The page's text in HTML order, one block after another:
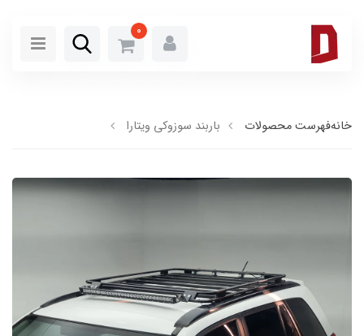
0
خانهفهرست محصولات باربند سوزوکی ویتارا